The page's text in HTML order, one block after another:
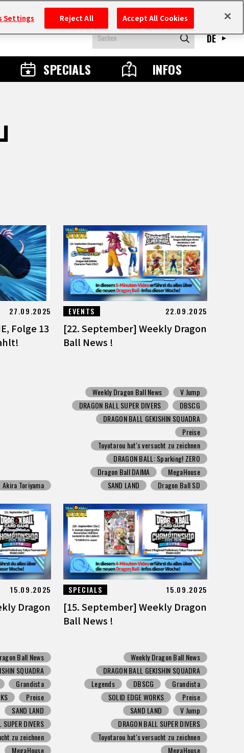
SPECIALS INFOS
DE
27.09.2025
Folge 13
Akira Toriyama
EVENTS 22.09.2025
[22. September] Weekly Dragon
Ball News !
Weekly Dragon Ball News
V Jump
DRAGON BALL SUPER DIVERS
DBSCG
DRAGON BALL GEKISHIN SQUADRA
Preise
Toyotarou hat's versucht zu zeichnen
DRAGON BALL: Sparking! ZERO
Dragon Ball DAIMA
MegaHouse
SAND LAND
Dragon Ball SD
15.09.2025
Dragon
Ball News
SQUADRA
Grandista
Preise
SAND LAND
SUPER DIVERS
zu zeichnen
MegaHouse
SPECIALS 15.09.2025
[15. September] Weekly Dragon
Ball News !
Weekly Dragon Ball News
DRAGON BALL GEKISHIN SQUADRA
Legends
DBSCG
Grandista
SOLID EDGE WORKS
Preise
SAND LAND
V Jump
DRAGON BALL SUPER DIVERS
Toyotarou hat's versucht zu zeichnen
MegaHouse
Settings Reject All Accept All Cookies